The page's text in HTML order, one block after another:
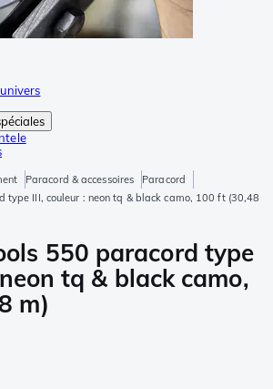
Paracord & accessoires
Paracord
type III, couleur : neon tq & black camo, 100 ft (30,48
550 paracord type
tq & black camo,
m)